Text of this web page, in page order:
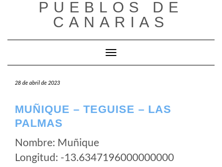
PUEBLOS DE
CANARIAS
Cambiar modo de navegación
28 de abril de 2023
MUÑIQUE – TEGUISE – LAS
PALMAS
Nombre: Muñique
Longitud: -13.6347196000000000